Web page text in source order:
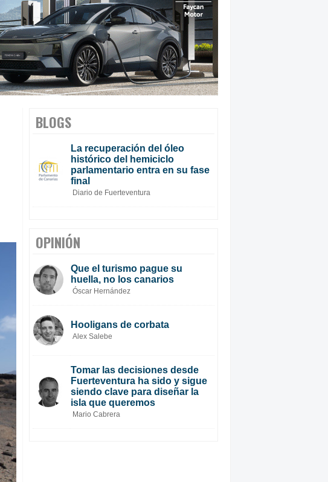
BLOGS
La recuperación del óleo
histórico del hemiciclo
parlamentario entra en su fase
final
Diario de Fuerteventura
OPINIÓN
Que el turismo pague su
huella, no los canarios
Óscar Hernández
Hooligans de corbata
Alex Salebe
Tomar las decisiones desde
Fuerteventura ha sido y sigue
siendo clave para diseñar la
isla que queremos
Mario Cabrera